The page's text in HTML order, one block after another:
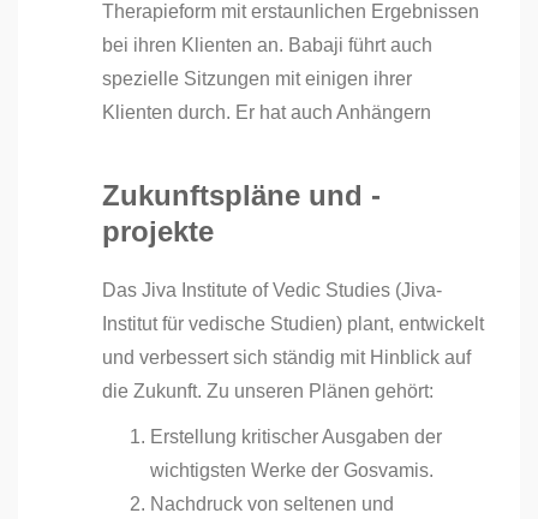
Therapieform mit erstaunlichen Ergebnissen
bei ihren Klienten an. Babaji führt auch
spezielle Sitzungen mit einigen ihrer
Klienten durch. Er hat auch Anhängern
Zukunftspläne und -
projekte
Das Jiva Institute of Vedic Studies (Jiva-
Institut für vedische Studien) plant, entwickelt
und verbessert sich ständig mit Hinblick auf
die Zukunft. Zu unseren Plänen gehört:
Erstellung kritischer Ausgaben der
wichtigsten Werke der Gosvamis.
Nachdruck von seltenen und